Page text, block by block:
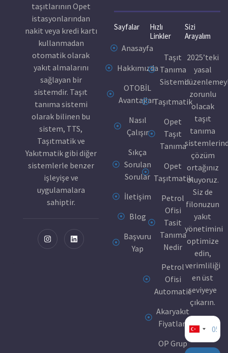
taşıtlarının Opet
istasyonlarından
nakit veya kredi kartı
kullanmadan
otomatik olarak
yakıt almalarını
sağlayan bir
sistemdir. Taşıt
tanıma sistemi
olarak bilinen bu
sistem, TTS,
Taşıtmatik ve
Yakıtmatik gibi diğer
sistemlerle benzer
işleyişe ve
uygulamalara
sahiptir.
Sayfalar
Anasayfa
Hakkımızda
OTOBİL
Avantajları
Nasıl
Çalışır
Sıkça
Sorulan
Sorular
İletişim
Blog
Başvuru
Yap
Hızlı
Linkler
Taşıt
Tanıma
Sistemi
Taşıtmatik
Opet
Taşıt
Tanıma
Opet
Taşıtmatik
Petrol
Ofisi
Tasit
Tanıma
Nedir
Petrol
Ofisi
Automatic
Akaryakıt
Fiyatları
OP Grup
Sizi
Arayalım
2025’teki
yasal
zorunlu
olacak
taşıt
tanıma
çözüm
ortağınız
oluyoruz.
Siz de
filonuzun
yakıt
yönetimini
optimize
edin,
verimliliği
en üst
seviyeye
çıkarın.
Turkey
+90